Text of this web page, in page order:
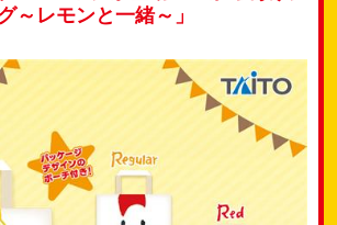
～レモンと一緒～」